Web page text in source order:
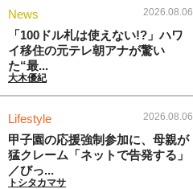
News 2026.08.06
「100ドル札は使えない!?」ハワ
イ移住の元テレ朝アナが驚い
た“最...
大木優紀
Lifestyle 2026.08.06
甲子園の応援強制参加に、母親が
猛クレーム「ネットで告発する」
／びっ...
トシタカマサ